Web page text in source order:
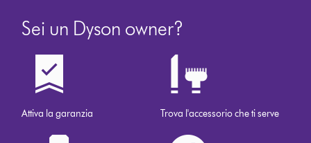
Sei un Dyson owner?
Attiva la garanzia Trova l'accessorio che ti serve